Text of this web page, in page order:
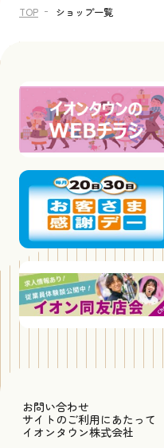
TOP ショップ一覧
お問い合わせ
サイトのご利用にあたって
イオンタウン株式会社